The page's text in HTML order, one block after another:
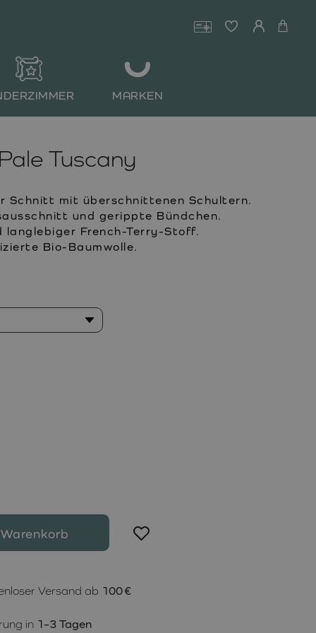
MARKEN
Tuscany
Schnitt mit überschnittenen Schultern.
und gerippte Bündchen.
langlebiger French-Terry-Stoff.
Bio-Baumwolle.
Versand ab 100 €
in 1–3 Tagen